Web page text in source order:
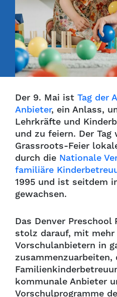
Der 9. Mai ist Tag der
Anbieter, ein Anlass,
Lehrkräfte und
und zu feiern. Der
Grassroots-Feier
durch die Nationale
familiäre
1995 und ist seitdem
gewachsen.
Das Denver Preschool
stolz darauf, mit mehr
Vorschulanbietern in
zusammenzuarbeiten,
kommunale Anbieter
Vorschulprogramme